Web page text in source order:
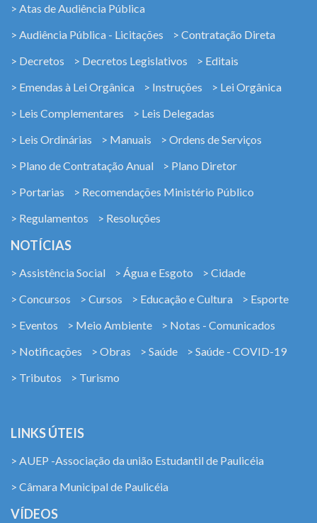
> Atas de Audiência Pública
> Audiência Pública - Licitações
> Contratação Direta
> Decretos
> Decretos Legislativos
> Editais
> Emendas à Lei Orgânica
> Instruções
> Lei Orgânica
> Leis Complementares
> Leis Delegadas
> Leis Ordinárias
> Manuais
> Ordens de Serviços
> Plano de Contratação Anual
> Plano Diretor
> Portarias
> Recomendações Ministério Público
> Regulamentos
> Resoluções
NOTÍCIAS
> Assistência Social > Água e Esgoto
> Cidade
> Concursos
> Cursos > Educação e Cultura
> Esporte
> Eventos
> Meio Ambiente
> Notas - Comunicados
> Notificações
> Obras > Saúde
> Saúde - COVID-19
> Tributos
> Turismo
LINKS ÚTEIS
> AUEP -Associação da união Estudantil de Paulicéia
> Câmara Municipal de Paulicéia
VÍDEOS